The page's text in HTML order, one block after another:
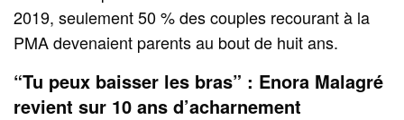
2019, seulement 50 % des couples recourant à la
PMA devenaient parents au bout de huit ans.
“Tu peux baisser les bras” : Enora Malagré
revient sur 10 ans d’acharnement